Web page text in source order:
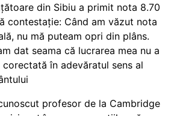
din Sibiu a primit nota 8.70
contestație: Când am văzut nota
nu mă puteam opri din plâns.
dat seama că lucrarea mea nu a
în adevăratul sens al
profesor de la Cambridge